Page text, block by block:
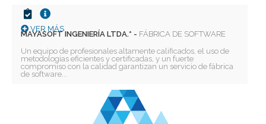
VER MÁS
MAYASOFT INGENIERÍA LTDA.* - FÁBRICA DE SOFTWARE
Un equipo de profesionales altamente calificados, el uso de
metodologías eficientes y certificadas, y un fuerte
compromiso con la calidad garantizan un servicio de fábrica
de software...